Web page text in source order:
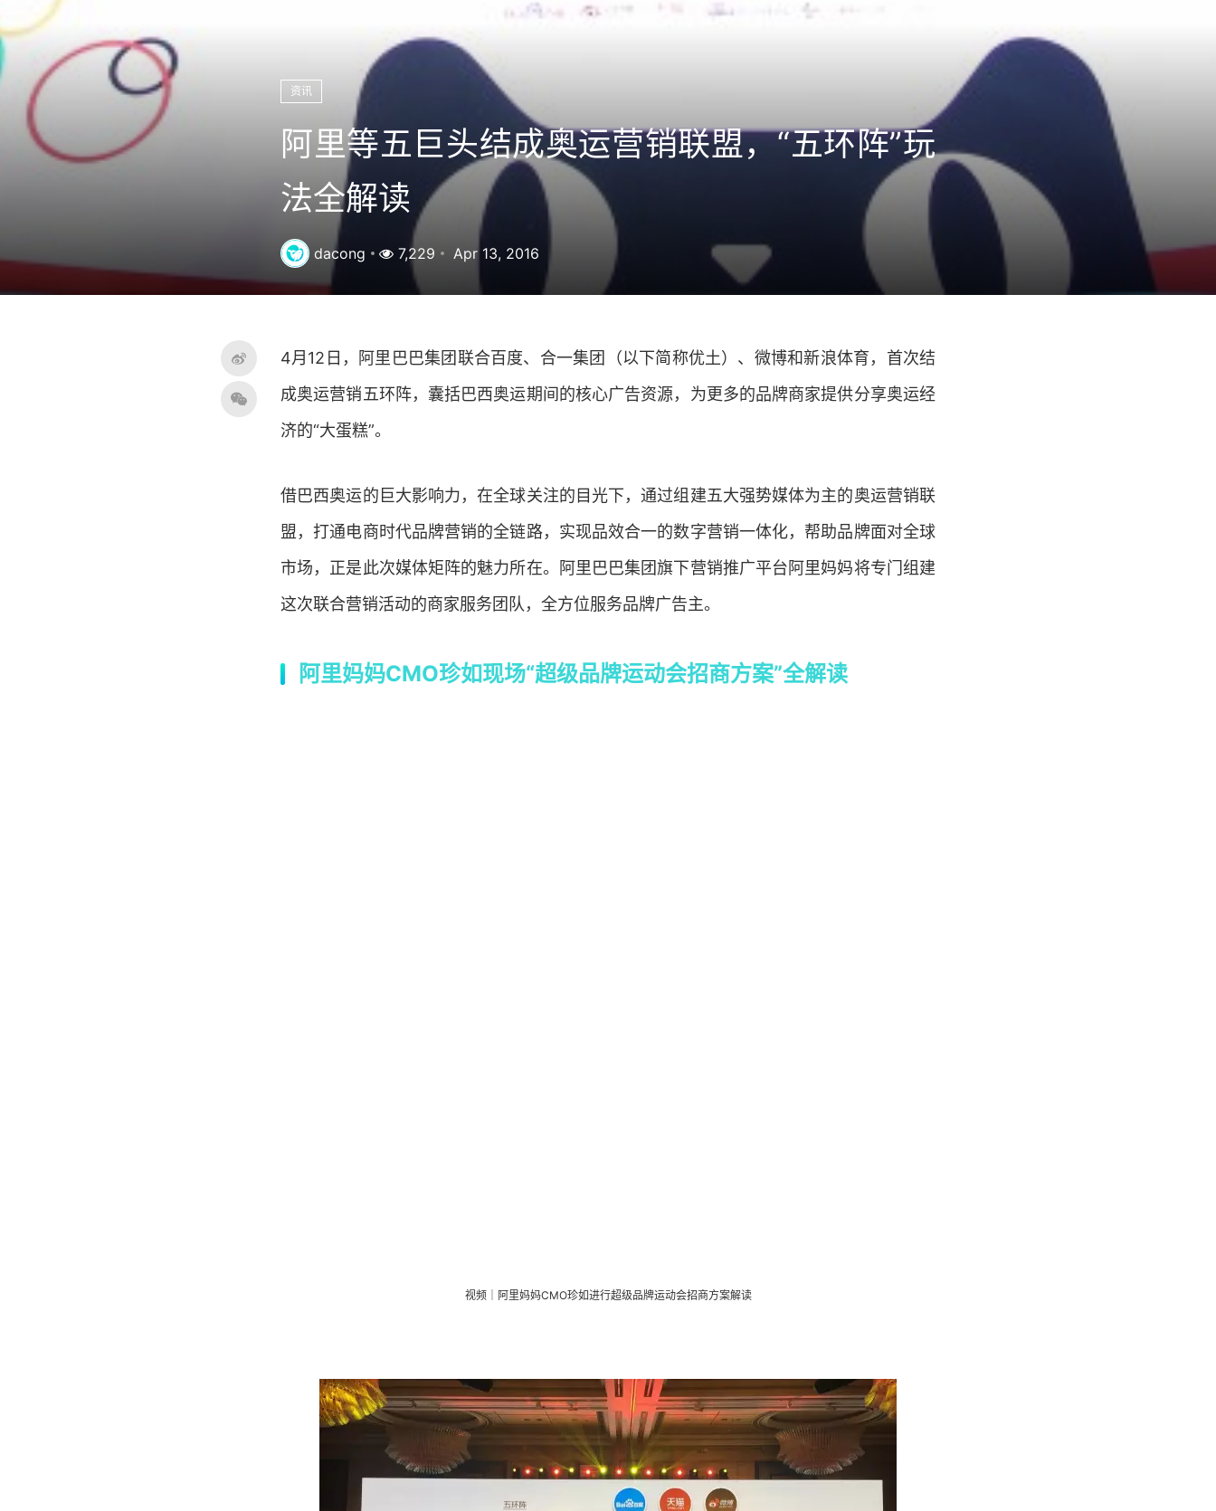
资讯
阿里等五巨头结成奥运营销联盟，“五环阵”玩
法全解读
dacong 7,229 Apr 13, 2016
4月12日，阿里巴巴集团联合百度、合一集团（以下简称优土）、微博和新浪体育，首次结
成奥运营销五环阵，囊括巴西奥运期间的核心广告资源，为更多的品牌商家提供分享奥运经
济的“大蛋糕”。
借巴西奥运的巨大影响力，在全球关注的目光下，通过组建五大强势媒体为主的奥运营销联
盟，打通电商时代品牌营销的全链路，实现品效合一的数字营销一体化，帮助品牌面对全球
市场，正是此次媒体矩阵的魅力所在。阿里巴巴集团旗下营销推广平台阿里妈妈将专门组建
这次联合营销活动的商家服务团队，全方位服务品牌广告主。
阿里妈妈CMO珍如现场“超级品牌运动会招商方案”全解读
视频｜阿里妈妈CMO珍如进行超级品牌运动会招商方案解读